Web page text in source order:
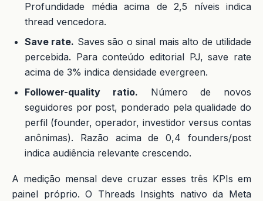
Profundidade média acima de 2,5 níveis indica
thread vencedora.
Save rate. Saves são o sinal mais alto de utilidade
percebida. Para conteúdo editorial PJ, save rate
acima de 3% indica densidade evergreen.
Follower-quality ratio. Número de novos
seguidores por post, ponderado pela qualidade do
perfil (founder, operador, investidor versus contas
anônimas). Razão acima de 0,4 founders/post
indica audiência relevante crescendo.
A medição mensal deve cruzar esses três KPIs em
painel próprio. O Threads Insights nativo da Meta